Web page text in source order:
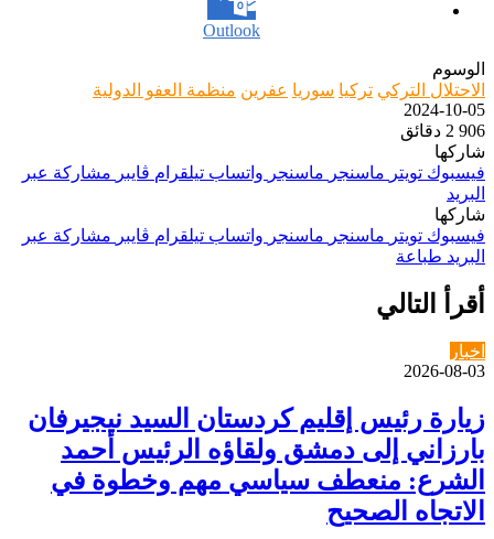
Outlook
الوسوم
الاحتلال التركي تركيا سوريا عفرين منظمة العفو الدولية
2024-10-05
906 2 دقائق
شاركها
فيسبوك تويتر ماسنجر ماسنجر واتساب تيلقرام ڤايبر مشاركة عبر
البريد
شاركها
فيسبوك تويتر ماسنجر ماسنجر واتساب تيلقرام ڤايبر مشاركة عبر
البريد طباعة
أقرأ التالي
اخبار
2026-08-03
زيارة رئيس إقليم كردستان السيد نيجيرفان
بارزاني إلى دمشق ولقاؤه الرئيس أحمد
الشرع: منعطف سياسي مهم وخطوة في
الاتجاه الصحيح